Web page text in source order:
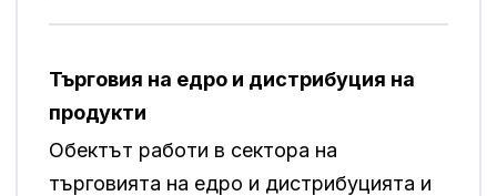
Търговия на едро и дистрибуция на
продукти
Обектът работи в сектора на
търговията на едро и дистрибуцията и